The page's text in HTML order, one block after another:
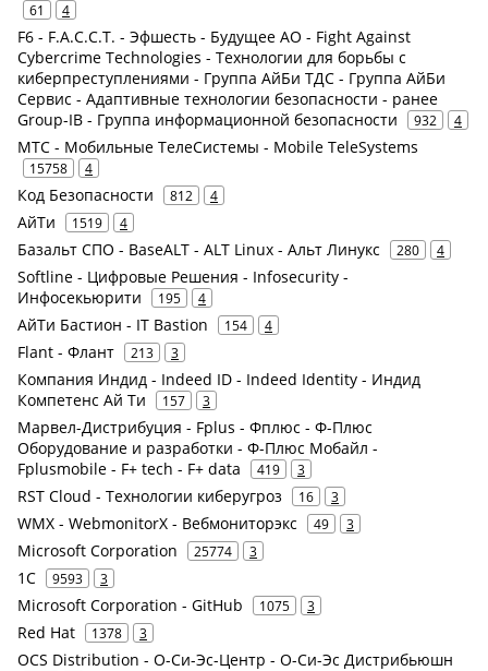
61 4
F6 - F.A.С.С.T. - Эфшесть - Будущее АО - Fight Against
Cybercrime Technologies - Технологии для борьбы с
киберпреступлениями - Группа АйБи ТДС - Группа АйБи
Сервис - Адаптивные технологии безопасности - ранее
Group-IB - Группа информационной безопасности
932 4
МТС - Мобильные ТелеСистемы - Mobile TeleSystems
15758 4
Код Безопасности 812 4
АйТи 1519 4
Базальт СПО - BaseALT - ALT Linux - Альт Линукс 280 4
Softline - Цифровые Решения - Infosecurity -
Инфосекьюрити
195 4
АйТи Бастион - IT Bastion 154 4
Flant - Флант 213 3
Компания Индид - Indeed ID - Indeed Identity - Индид
Компетенс Ай Ти
157 3
Марвел-Дистрибуция - Fplus - Фплюс - Ф-Плюс
Оборудование и разработки - Ф-Плюс Мобайл -
Fplusmobile - F+ tech - F+ data
419 3
RST Cloud - Технологии киберугроз 16 3
WMX - WebmonitorX - Вебмониторэкс 49 3
Microsoft Corporation 25774 3
1С 9593 3
Microsoft Corporation - GitHub 1075 3
Red Hat 1378 3
OCS Distribution - О-Си-Эс-Центр - О-Си-Эс Дистрибьюшн